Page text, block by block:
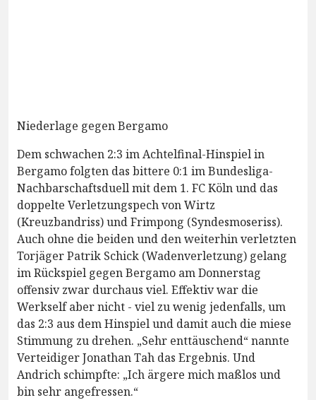
Niederlage gegen Bergamo
Dem schwachen 2:3 im Achtelfinal-Hinspiel in
Bergamo folgten das bittere 0:1 im Bundesliga-
Nachbarschaftsduell mit dem 1. FC Köln und das
doppelte Verletzungspech von Wirtz
(Kreuzbandriss) und Frimpong (Syndesmoseriss).
Auch ohne die beiden und den weiterhin verletzten
Torjäger Patrik Schick (Wadenverletzung) gelang
im Rückspiel gegen Bergamo am Donnerstag
offensiv zwar durchaus viel. Effektiv war die
Werkself aber nicht - viel zu wenig jedenfalls, um
das 2:3 aus dem Hinspiel und damit auch die miese
Stimmung zu drehen. „Sehr enttäuschend“ nannte
Verteidiger Jonathan Tah das Ergebnis. Und
Andrich schimpfte: „Ich ärgere mich maßlos und
bin sehr angefressen.“